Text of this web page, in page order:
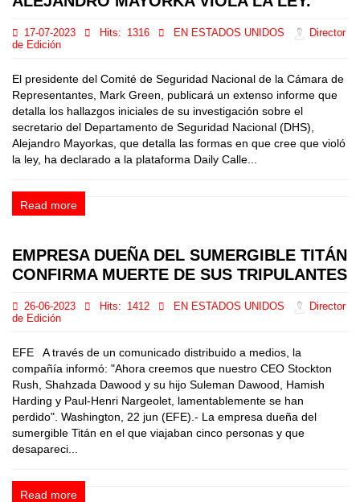
17-07-2023 Hits: 1316 EN ESTADOS UNIDOS
Director
de Edición
El presidente del Comité de Seguridad Nacional de la Cámara de
Representantes, Mark Green, publicará un extenso informe que
detalla los hallazgos iniciales de su investigación sobre el
secretario del Departamento de Seguridad Nacional (DHS),
Alejandro Mayorkas, que detalla las formas en que cree que violó
la ley, ha declarado a la plataforma Daily Calle...
Read more
EMPRESA DUEÑA DEL SUMERGIBLE TITÁN
CONFIRMA MUERTE DE SUS TRIPULANTES
26-06-2023 Hits: 1412 EN ESTADOS UNIDOS
Director
de Edición
EFE A través de un comunicado distribuido a medios, la
compañía informó: "Ahora creemos que nuestro CEO Stockton
Rush, Shahzada Dawood y su hijo Suleman Dawood, Hamish
Harding y Paul-Henri Nargeolet, lamentablemente se han
perdido". Washington, 22 jun (EFE).- La empresa dueña del
sumergible Titán en el que viajaban cinco personas y que
desapareci...
Read more